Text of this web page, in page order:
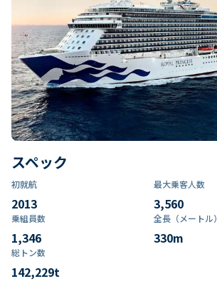
スペック
初就航
2013
最大乗客人数
3,560
乗組員数​
1,346
全長（メートル）
330m
総トン数​
142,229t